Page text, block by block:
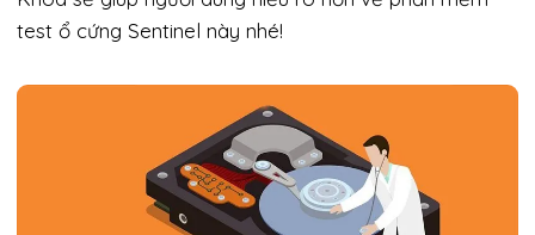
test ổ cứng Sentinel này nhé!